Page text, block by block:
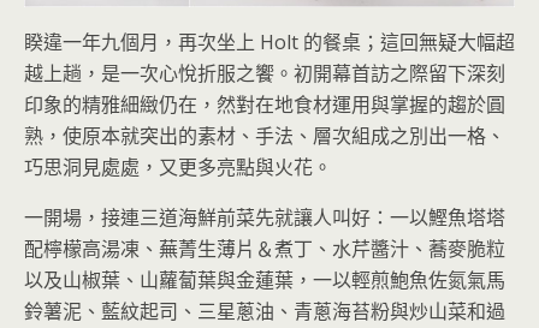
睽違一年九個月，再次坐上 Holt 的餐桌；這回無疑大幅超
越上趟，是一次心悅折服之饗。初開幕首訪之際留下深刻
印象的精雅細緻仍在，然對在地食材運用與掌握的趨於圓
熟，使原本就突出的素材、手法、層次組成之別出一格、
巧思洞見處處，又更多亮點與火花。
一開場，接連三道海鮮前菜先就讓人叫好：一以鰹魚塔塔
配檸檬高湯凍、蕪菁生薄片＆煮丁、水芹醬汁、蕎麥脆粒
以及山椒葉、山蘿蔔葉與金蓮葉，一以輕煎鮑魚佐氮氣馬
鈴薯泥、藍紋起司、三星蔥油、青蔥海苔粉與炒山菜和過